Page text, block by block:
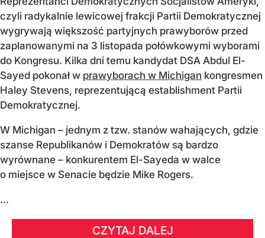
czyli radykalnie lewicowej frakcji Partii Demokratycznej
wygrywają większość partyjnych prawyborów przed
zaplanowanymi na 3 listopada połówkowymi wyborami
do Kongresu. Kilka dni temu kandydat DSA Abdul El-
Sayed pokonał w prawyborach w Michigan kongresmen
Haley Stevens, reprezentującą establishment Partii
Demokratycznej.
W Michigan – jednym z tzw. stanów wahających, gdzie
szanse Republikanów i Demokratów są bardzo
wyrównane – konkurentem El-Sayeda w walce
o miejsce w Senacie będzie Mike Rogers.
...
CZYTAJ DALEJ